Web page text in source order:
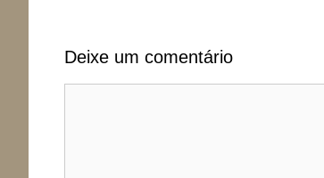
Deixe um comentário